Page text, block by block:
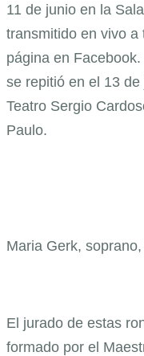
11 de junio en la
transmitido en vivo a
página en
se repitió en el 13 de
Teatro Sergio
Paulo.
Maria Gerk,
El jurado de estas
formado por el